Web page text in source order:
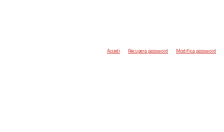
Accedi Recupera password Modifica password